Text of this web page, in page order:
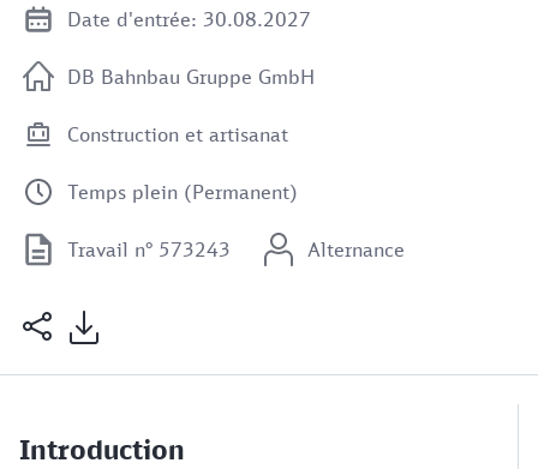
Date d'entrée: 30.08.2027
DB Bahnbau Gruppe GmbH
Construction et artisanat
Temps plein (Permanent)
Travail n° 573243 Alternance
Introduction